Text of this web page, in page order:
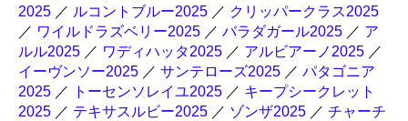
2025 ／ ルコントブルー2025 ／ クリッパークラス2025
／ ワイルドラズベリー2025 ／ バラダガール2025 ／ ア
ルル2025 ／ ワディハッタ2025 ／ アルビアーノ2025 ／
イーヴンソー2025 ／ サンテローズ2025 ／ パタゴニア
2025 ／ トーセンソレイユ2025 ／ キープシークレット
2025 ／ テキサスルビー2025 ／ ゾンザ2025 ／ チャーチ